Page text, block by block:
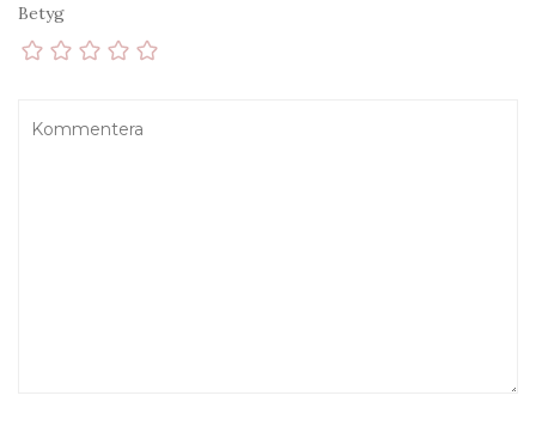
Betyg